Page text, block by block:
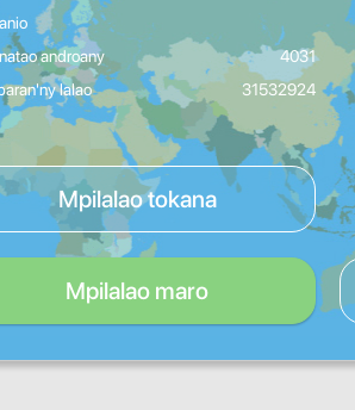
androany
4031
lalao
31532924
Mpilalao tokana
Mpilalao maro